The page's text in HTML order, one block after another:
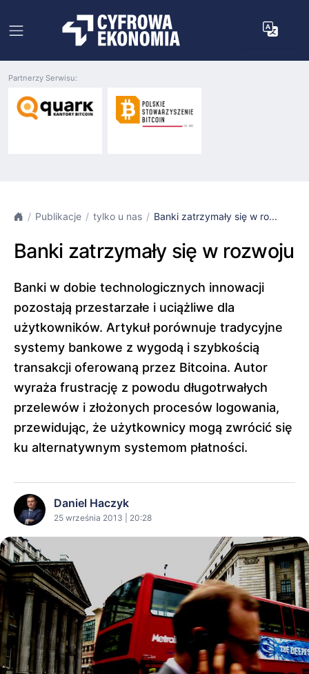
Partnerzy Serwisu:
Publikacje tylko u nas Banki zatrzymały się w ro...
Banki zatrzymały się w rozwoju
Banki w dobie technologicznych innowacji
pozostają przestarzałe i uciążliwe dla
użytkowników. Artykuł porównuje tradycyjne
systemy bankowe z wygodą i szybkością
transakcji oferowaną przez Bitcoina. Autor
wyraża frustrację z powodu długotrwałych
przelewów i złożonych procesów logowania,
przewidując, że użytkownicy mogą zwrócić się
ku alternatywnym systemom płatności.
Daniel Haczyk
25 września 2013 | 20:28